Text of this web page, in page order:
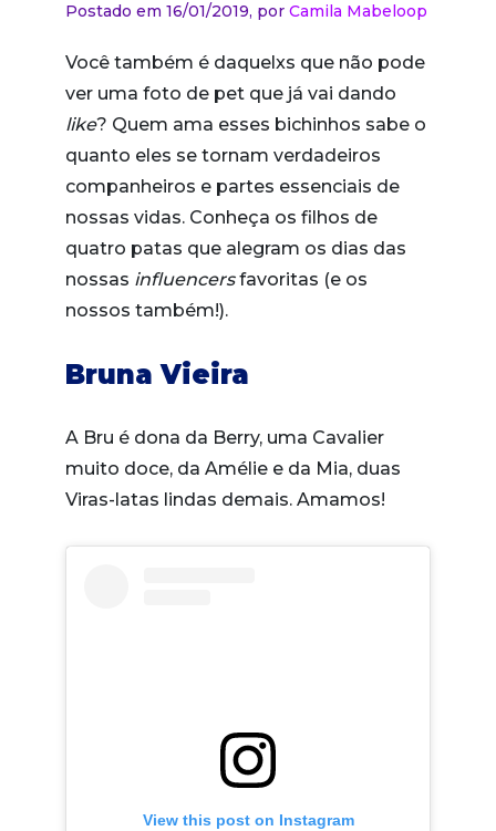
Postado em 16/01/2019, por Camila Mabeloop
Você também é daquelxs que não pode
ver uma foto de pet que já vai dando
like? Quem ama esses bichinhos sabe o
quanto eles se tornam verdadeiros
companheiros e partes essenciais de
nossas vidas. Conheça os filhos de
quatro patas que alegram os dias das
nossas influencersfavoritas (e os
nossos também!).
Bruna Vieira
A Bru é dona da Berry, uma Cavalier
muito doce, da Amélie e da Mia, duas
Viras-latas lindas demais. Amamos!
View this post on Instagram